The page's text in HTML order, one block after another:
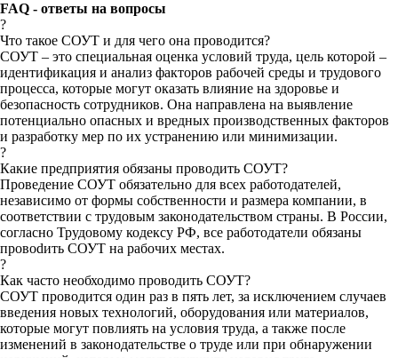
FAQ - ответы на вопросы
?
Что такое СОУТ и для чего она проводится?
СОУТ – это специальная оценка условий труда, цель которой –
идентификация и анализ факторов рабочей среды и трудового
процесса, которые могут оказать влияние на здоровье и
безопасность сотрудников. Она направлена на выявление
потенциально опасных и вредных производственных факторов
и разработку мер по их устранению или минимизации.
?
Какие предприятия обязаны проводить СОУТ?
Проведение СОУТ обязательно для всех работодателей,
независимо от формы собственности и размера компании, в
соответствии с трудовым законодательством страны. В России,
согласно Трудовому кодексу РФ, все работодатели обязаны
провodить СОУТ на рабочих местах.
?
Как часто необходимо проводить СОУТ?
СОУТ проводится один раз в пять лет, за исключением случаев
введения новых технологий, оборудования или материалов,
которые могут повлиять на условия труда, а также после
изменений в законодательстве о труде или при обнаружении